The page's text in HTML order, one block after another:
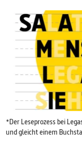
*Der Leseprozess bei
und gleicht einem